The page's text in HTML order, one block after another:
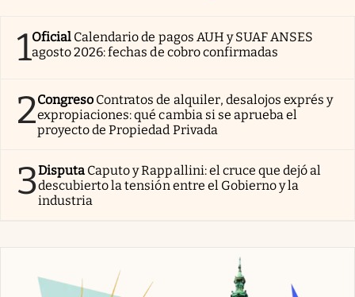
1Oficial Calendario de pagos AUH y SUAF ANSES
agosto 2026: fechas de cobro confirmadas
2Congreso Contratos de alquiler, desalojos exprés y
expropiaciones: qué cambia si se aprueba el
proyecto de Propiedad Privada
3Disputa Caputo y Rappallini: el cruce que dejó al
descubierto la tensión entre el Gobierno y la
industria